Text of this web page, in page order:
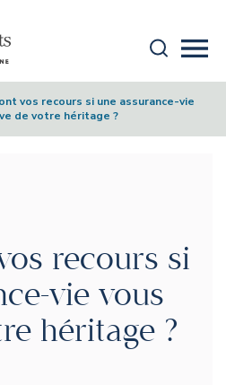
vos recours si une assurance-vie
de votre héritage ?
recours si
vie vous
héritage ?